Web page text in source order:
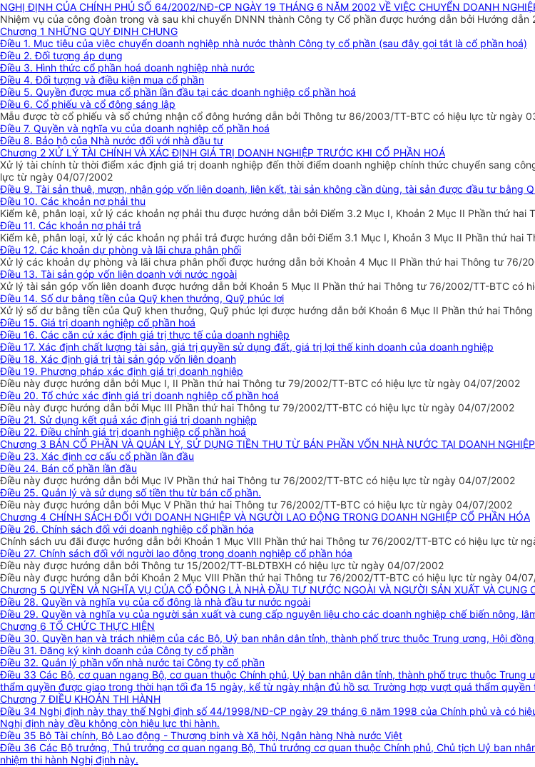
NGHỊ ĐỊNH CỦA CHÍNH PHỦ SỐ 64/2002/NĐ-CP NGÀY 19 THÁNG 6 NĂM 2002 VỀ VIỆC CHUYỂN DOANH
Nhiệm vụ của công đoàn trong và sau khi chuyển DNNN thành Công ty Cổ phần được hướng dẫn bởi Hướng
Chương 1 NHỮNG QUY ĐỊNH CHUNG
Điều 1. Mục tiêu của việc chuyển doanh nghiệp nhà nước thành Công ty cổ phần (sau đây gọi tắt là cổ phần hoá)
Điều 2. Đối tượng áp dụng
Điều 3. Hình thức cổ phần hoá doanh nghiệp nhà nước
Điều 4. Đối tượng và điều kiện mua cổ phần
Điều 5. Quyền được mua cổ phần lần đầu tại các doanh nghiệp cổ phần hoá
Điều 6. Cổ phiếu và cổ đông sáng lập
Mẫu được tờ cổ phiếu và sổ chứng nhận cổ đông hướng dẫn bởi Thông tư 86/2003/TT-BTC có hiệu lực từ ngày
Điều 7. Quyền và nghĩa vụ của doanh nghiệp cổ phần hoá
Điều 8. Bảo hộ của Nhà nước đối với nhà đầu tư
Chương 2 XỬ LÝ TÀI CHÍNH VÀ XÁC ĐỊNH GIÁ TRỊ DOANH NGHIỆP TRƯỚC KHI CỔ PHẦN HOÁ
Xử lý tài chính từ thời điểm xác định giá trị doanh nghiệp đến thời điểm doanh nghiệp chính thức chuyển sang
lực từ ngày 04/07/2002
Điều 9. Tài sản thuê, mượn, nhận góp vốn liên doanh, liên kết, tài sản không cần dùng, tài sản được đầu tư bằng
Điều 10. Các khoản nợ phải thu
Kiểm kê, phân loại, xử lý các khoản nợ phải thu được hướng dẫn bởi Điểm 3.2 Mục I, Khoản 2 Mục II Phần thứ
Điều 11. Các khoản nợ phải trả
Kiểm kê, phân loại, xử lý các khoản nợ phải trả được hướng dẫn bởi Điểm 3.1 Mục I, Khoản 3 Mục II Phần thứ
Điều 12. Các khoản dự phòng và lãi chưa phân phối
Xử lý các khoản dự phòng và lãi chưa phân phối được hướng dẫn bởi Khoản 4 Mục II Phần thứ hai Thông tư 76/
Điều 13. Tài sản góp vốn liên doanh với nước ngoài
Xử lý tài sản góp vốn liên doanh được hướng dẫn bởi Khoản 5 Mục II Phần thứ hai Thông tư 76/2002/TT-BTC có
Điều 14. Số dư bằng tiền của Quỹ khen thưởng, Quỹ phúc lợi
Xử lý số dư bằng tiền của Quỹ khen thưởng, Quỹ phúc lợi được hướng dẫn bởi Khoản 6 Mục II Phần thứ hai
Điều 15. Giá trị doanh nghiệp cổ phần hoá
Điều 16. Các căn cứ xác định giá trị thực tế của doanh nghiệp
Điều 17. Xác định chất lượng tài sản, giá trị quyền sử dụng đất, giá trị lợi thế kinh doanh của doanh nghiệp
Điều 18. Xác định giá trị tài sản góp vốn liên doanh
Điều 19. Phương pháp xác định giá trị doanh nghiệp
Điều này được hướng dẫn bởi Mục I, II Phần thứ hai Thông tư 79/2002/TT-BTC có hiệu lực từ ngày 04/07/2002
Điều 20. Tổ chức xác định giá trị doanh nghiệp cổ phần hoá
Điều này được hướng dẫn bởi Mục III Phần thứ hai Thông tư 79/2002/TT-BTC có hiệu lực từ ngày 04/07/2002
Điều 21. Sử dụng kết quả xác định giá trị doanh nghiệp
Điều 22. Điều chỉnh giá trị doanh nghiệp cổ phần hoá
Chương 3 BÁN CỔ PHẦN VÀ QUẢN LÝ, SỬ DỤNG TIỀN THU TỪ BÁN PHẦN VỐN NHÀ NƯỚC TẠI DOANH
Điều 23. Xác định cơ cấu cổ phần lần đầu
Điều 24. Bán cổ phần lần đầu
Điều này được hướng dẫn bởi Mục IV Phần thứ hai Thông tư 76/2002/TT-BTC có hiệu lực từ ngày 04/07/2002
Điều 25. Quản lý và sử dụng số tiền thu từ bán cổ phần.
Điều này được hướng dẫn bởi Mục V Phần thứ hai Thông tư 76/2002/TT-BTC có hiệu lực từ ngày 04/07/2002
Chương 4 CHÍNH SÁCH ĐỐI VỚI DOANH NGHIỆP VÀ NGƯỜI LAO ĐỘNG TRONG DOANH NGHIỆP CỔ PHẦN HÓA
Điều 26. Chính sách đối với doanh nghiệp cổ phần hóa
Chính sách ưu đãi được hướng dẫn bởi Khoản 1 Mục VIII Phần thứ hai Thông tư 76/2002/TT-BTC có hiệu lực từ
Điều 27. Chính sách đối với người lao động trong doanh nghiệp cổ phần hóa
Điều này được hướng dẫn bởi Thông tư 15/2002/TT-BLĐTBXH có hiệu lực từ ngày 04/07/2002
Điều này được hướng dẫn bởi Khoản 2 Mục VIII Phần thứ hai Thông tư 76/2002/TT-BTC có hiệu lực từ ngày 04/
Chương 5 QUYỀN VÀ NGHĨA VỤ CỦA CỔ ĐÔNG LÀ NHÀ ĐẦU TƯ NƯỚC NGOÀI VÀ NGƯỜI SẢN XUẤT VÀ CUNG
Điều 28. Quyền và nghĩa vụ của cổ đông là nhà đầu tư nước ngoài
Điều 29. Quyền và nghĩa vụ của người sản xuất và cung cấp nguyên liệu cho các doanh nghiệp chế biến nông,
Chương 6 TỔ CHỨC THỰC HIỆN
Điều 30. Quyền hạn và trách nhiệm của các Bộ, Uỷ ban nhân dân tỉnh, thành phố trực thuộc Trung ương, Hội
Điều 31. Đăng ký kinh doanh của Công ty cổ phần
Điều 32. Quản lý phần vốn nhà nước tại Công ty cổ phần
Điều 33 Các Bộ, cơ quan ngang Bộ, cơ quan thuộc Chính phủ, Uỷ ban nhân dân tỉnh, thành phố trực thuộc
thẩm quyền được giao trong thời hạn tối đa 15 ngày, kể từ ngày nhận đủ hồ sơ. Trường hợp vượt quá thẩm
Chương 7 ĐIỀU KHOẢN THI HÀNH
Điều 34 Nghị định này thay thế Nghị định số 44/1998/NĐ-CP ngày 29 tháng 6 năm 1998 của Chính phủ và có
Nghị định này đều không còn hiệu lực thi hành.
Điều 35 Bộ Tài chính, Bộ Lao động - Thương binh và Xã hội, Ngân hàng Nhà nước Việt
Điều 36 Các Bộ trưởng, Thủ trưởng cơ quan ngang Bộ, Thủ trưởng cơ quan thuộc Chính phủ, Chủ tịch Uỷ ban
nhiệm thi hành Nghị định này.